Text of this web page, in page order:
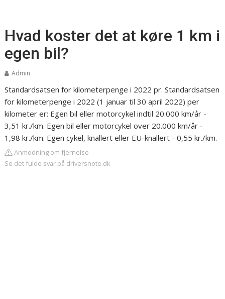
Hvad koster det at køre 1 km i
egen bil?
Admin
Standardsatsen for kilometerpenge i 2022 pr. Standardsatsen
for kilometerpenge i 2022 (1 januar til 30 april 2022) per
kilometer er: Egen bil eller motorcykel indtil 20.000 km/år -
3,51 kr./km. Egen bil eller motorcykel over 20.000 km/år -
1,98 kr./km. Egen cykel, knallert eller EU-knallert - 0,55 kr./km.
Anmodning om fjernelse
Se det fulde svar på driversnote.dk